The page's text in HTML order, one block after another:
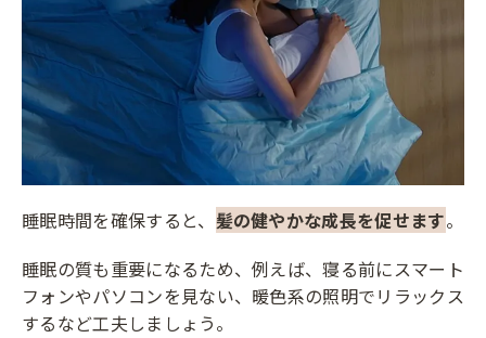
睡眠時間を確保すると、 髪の健やかな成長を促せます。
睡眠の質も重要になるため、例えば、寝る前にスマート
フォンやパソコンを見ない、暖色系の照明でリラックス
するなど工夫しましょう。